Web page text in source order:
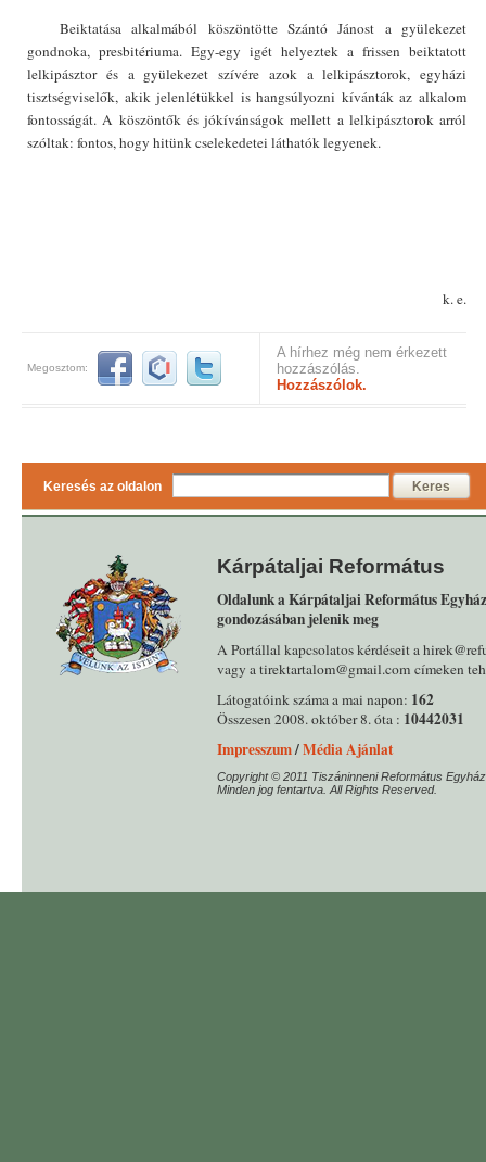
Beiktatása alkalmából köszöntötte Szántó Jánost a gyülekezet
gondnoka, presbitériuma. Egy-egy igét helyeztek a frissen beiktatott
lelkipásztor és a gyülekezet szívére azok a lelkipásztorok, egyházi
tisztségviselők, akik jelenlétükkel is hangsúlyozni kívánták az alkalom
fontosságát. A köszöntők és jókívánságok mellett a lelkipásztorok arról
szóltak: fontos, hogy hitünk cselekedetei láthatók legyenek.
k. e.
Megosztom:
A hírhez még nem érkezett
hozzászólás.
Hozzászólok.
Keresés az oldalon Keres
Kárpátaljai Református
Oldalunk a Kárpátaljai Református
gondozásában jelenik meg
A Portállal kapcsolatos kérdéseit a
vagy a tirektartalom@gmail.com címeken
Látogatóink száma a mai napon: 162
Összesen 2008. október 8. óta : 10442031
Impresszum/Média Ajánlat
Copyright © 2011 Tiszáninneni Református
Minden jog fentartva. All Rights Reserved.